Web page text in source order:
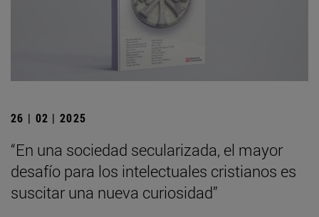
26 | 02 | 2025
“En una sociedad secularizada, el mayor
desafío para los intelectuales cristianos es
suscitar una nueva curiosidad”